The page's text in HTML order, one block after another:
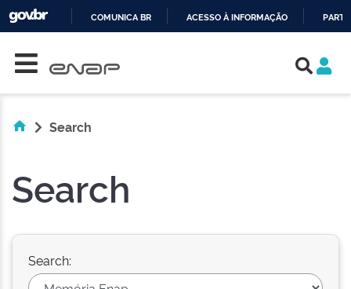
COMUNICA BR ACESSO À INFORMAÇÃO
Search
Search
Search: